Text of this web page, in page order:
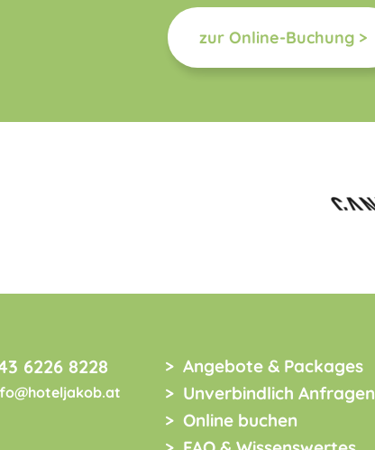
zur Online-Buchung >
6226 8228
Angebote & Packages
Unverbindlich Anfragen
Online buchen